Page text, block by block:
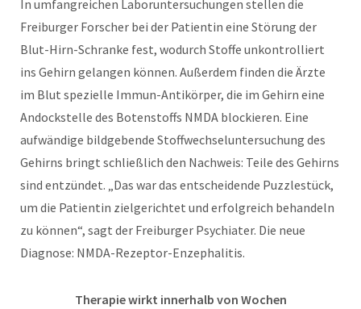
In umfangreichen Laboruntersuchungen stellen die
Freiburger Forscher bei der Patientin eine Störung der
Blut-Hirn-Schranke fest, wodurch Stoffe unkontrolliert
ins Gehirn gelangen können. Außerdem finden die Ärzte
im Blut spezielle Immun-Antikörper, die im Gehirn eine
Andockstelle des Botenstoffs NMDA blockieren. Eine
aufwändige bildgebende Stoffwechseluntersuchung des
Gehirns bringt schließlich den Nachweis: Teile des Gehirns
sind entzündet. „Das war das entscheidende Puzzlestück,
um die Patientin zielgerichtet und erfolgreich behandeln
zu können“, sagt der Freiburger Psychiater. Die neue
Diagnose: NMDA-Rezeptor-Enzephalitis.
Therapie wirkt innerhalb von Wochen